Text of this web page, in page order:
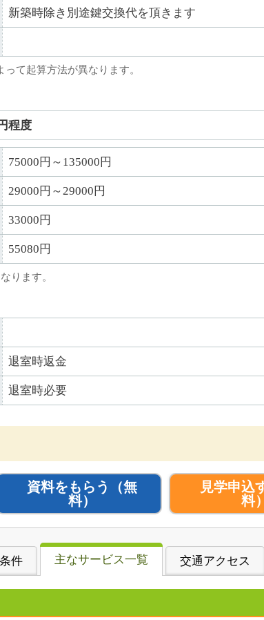
新築時除き別途鍵交換代を頂きます
て起算方法が異なります。
程度
75000円～135000円
29000円～29000円
33000円
55080円
ります。
退室時返金
退室時必要
資料をもらう
（無
料）
見学申込
料）
件 主なサービス一覧 交通アクセス